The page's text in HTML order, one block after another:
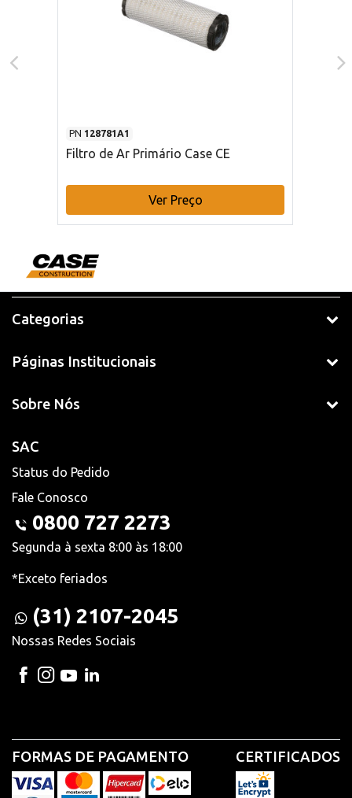
PN 128781A1
Filtro de Ar Primário Case CE
Ver Preço
Categorias
Páginas Institucionais
Sobre Nós
SAC
Status do Pedido
Fale Conosco
0800 727 2273
Segunda à sexta 8:00 às 18:00
*Exceto feriados
(31) 2107-2045
Nossas Redes Sociais
FORMAS DE PAGAMENTO CERTIFICADOS